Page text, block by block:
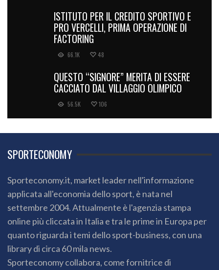
ISTITUTO PER IL CREDITO SPORTIVO E
PRO VERCELLI, PRIMA OPERAZIONE DI
FACTORING
66.1K 48
QUESTO “SIGNORE” MERITA DI ESSERE
CACCIATO DAL VILLAGGIO OLIMPICO
56.5K 106
SPORTECONOMY
Sporteconomy.it, market leader nell'informazione
applicata all'economia dello sport, è nata nel
settembre 2004. Attualmente è l'agenzia stampa
online più cliccata in Italia e tra le prime in Europa per
quanto riguarda i temi dello sport-business, con una
library di circa 60 mila news.
Sporteconomy collabora, come fornitrice di